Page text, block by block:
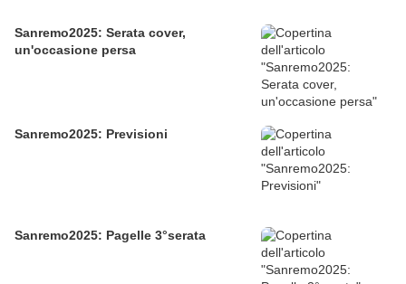
Sanremo2025: Serata cover,
un'occasione persa
Sanremo2025: Previsioni
Sanremo2025: Pagelle 3°serata